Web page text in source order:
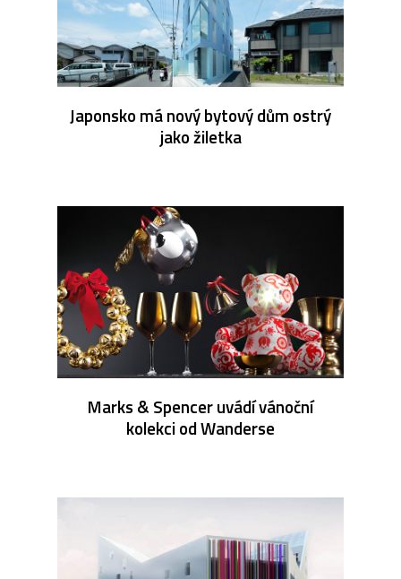
Japonsko má nový bytový dům ostrý
jako žiletka
Marks & Spencer uvádí vánoční
kolekci od Wanderse